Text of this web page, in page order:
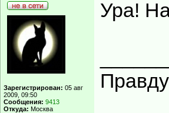
Зарегистрирован: 05 авг
2009, 09:50
Сообщения: 9413
Откуда: Москва
Ура!